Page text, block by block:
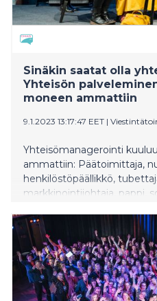
Sinäkin saatat olla
Yhteisön
moneen ammattiin
9.1.2023 13:17:47 EET |
Yhteisömanagerointi
ammattiin: Päätoimittaja,
henkilöstöpäällikkö,
markkinointijohtaja, pappi,
järjestävä Johanna
yhteisömanagerit eivät
työstään tätä roolia, vaikka
tehtävää esiin jo 11 vuoden
kautta.